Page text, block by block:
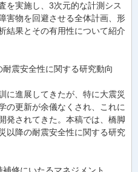
を実施し、3次元的な計測シス
害物を回避させる全体計画、形
結果とその有用性について紹介
震安全性に関する研究動向
に進展してきたが、特に大震災
の更新が余儀なくされ、これに
発されてきた。本稿では、橋脚
以降の耐震安全性に関する研究